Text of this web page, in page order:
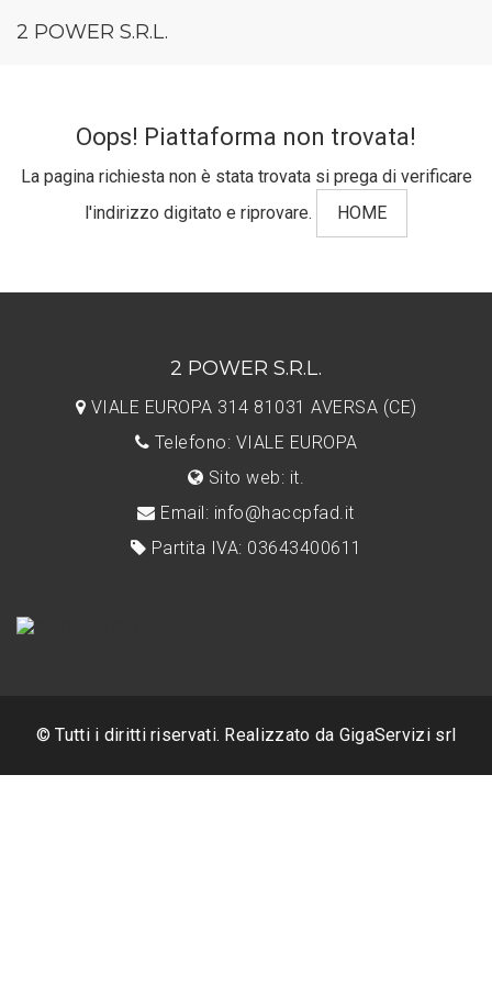
2 POWER S.R.L.
Oops! Piattaforma non trovata!
La pagina richiesta non è stata trovata si prega di verificare
l'indirizzo digitato e riprovare.
HOME
2 POWER S.R.L.
VIALE EUROPA 314 81031 AVERSA (CE)
Telefono: VIALE EUROPA
Sito web: it.
Email: info@haccpfad.it
Partita IVA: 03643400611
© Tutti i diritti riservati. Realizzato da GigaServizi srl